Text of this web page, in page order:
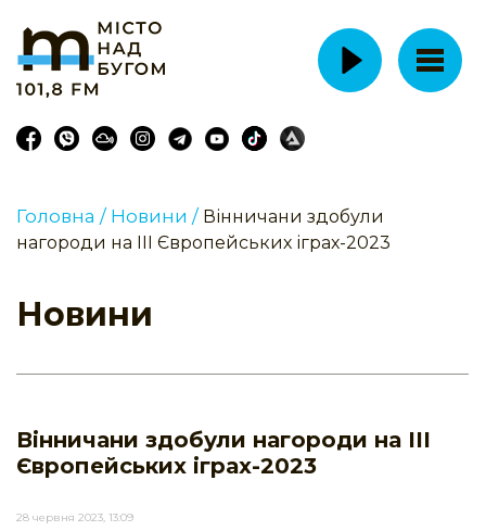
Головна / Новини / Вінничани здобули
нагороди на ІІІ Європейських іграх-2023
Новини
Вінничани здобули нагороди на ІІІ
Європейських іграх-2023
28 червня 2023, 13:09